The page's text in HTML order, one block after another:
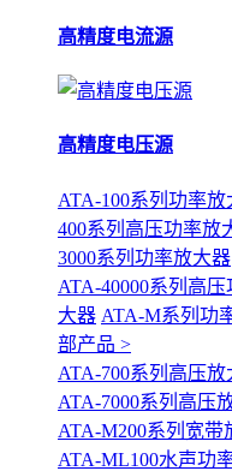
高精度电流源
高精度电压源
ATA-100系列功率放
400系列高压功率放
3000系列功率放大器
ATA-40000系列高
大器 ATA-M系列功
部产品 >
ATA-700系列高压放
ATA-7000系列高压
ATA-M200系列宽带
ATA-ML100水声功